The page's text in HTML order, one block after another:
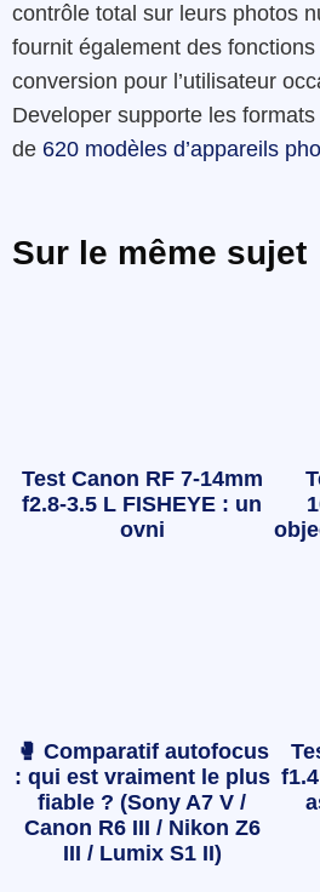
contrôle total sur leurs photos
fournit également des
conversion pour l’utilisateur
Developer supporte les formats
de 620 modèles d’appareils
Sur le même sujet
Test Canon RF 7-14mm
f2.8-3.5 L FISHEYE : un
ovni
🥊 Comparatif autofocus
: qui est vraiment le plus
fiable ? (Sony A7 V /
Canon R6 III / Nikon Z6
III / Lumix S1 II)